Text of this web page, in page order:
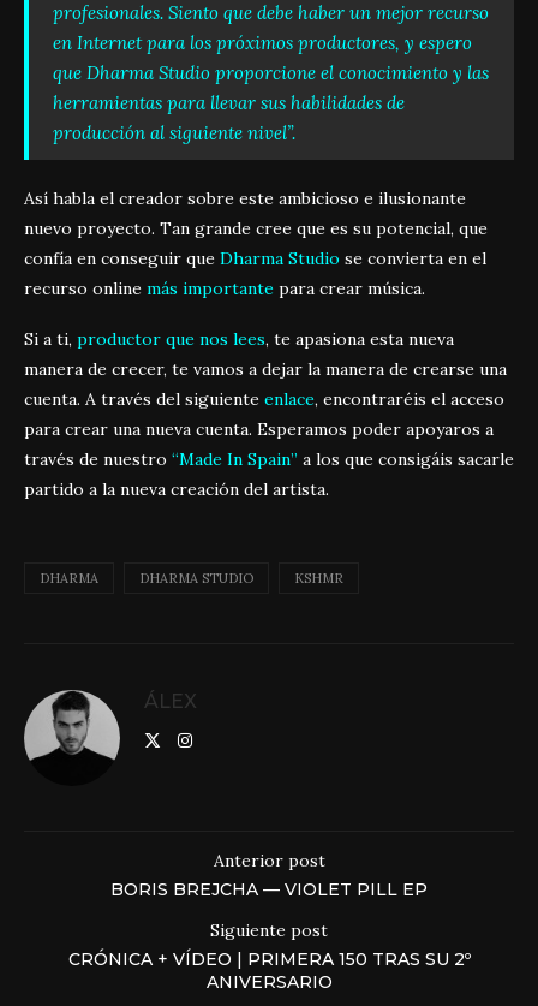
profesionales. Siento que debe haber un mejor recurso
en Internet para los próximos productores, y espero
que Dharma Studio proporcione el conocimiento y las
herramientas para llevar sus habilidades de
producción al siguiente nivel”.
Así habla el creador sobre este ambicioso e ilusionante
nuevo proyecto. Tan grande cree que es su potencial, que
confía en conseguir que Dharma Studio se convierta en el
recurso online más importante para crear música.
Si a ti, productor que nos lees, te apasiona esta nueva
manera de crecer, te vamos a dejar la manera de crearse una
cuenta. A través del siguiente enlace, encontraréis el acceso
para crear una nueva cuenta. Esperamos poder apoyaros a
través de nuestro “Made In Spain” a los que consigáis sacarle
partido a la nueva creación del artista.
DHARMA DHARMA STUDIO KSHMR
ÁLEX
Anterior post
BORIS BREJCHA — VIOLET PILL EP
Siguiente post
CRÓNICA + VÍDEO | PRIMERA 150 TRAS SU 2º
ANIVERSARIO